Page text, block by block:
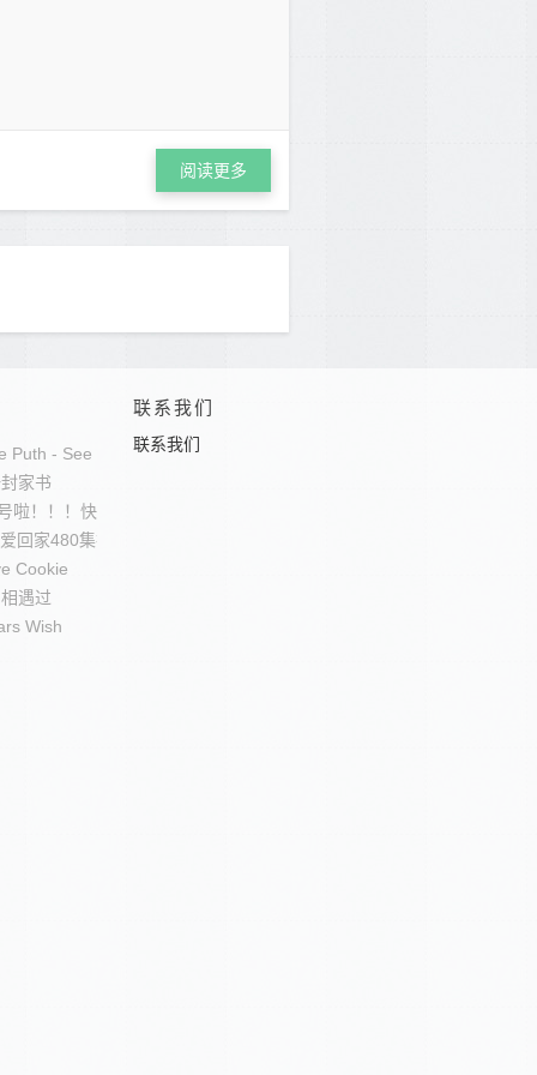
阅读更多
Puth - See You Again
家书
啦！！！快来加入吧！
回家480集插曲
Cookie
遇过
Wish
联系我们
联系我们